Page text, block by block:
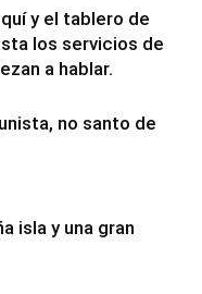
y el tablero de
los servicios de
a hablar.
no santo de
isla y una gran